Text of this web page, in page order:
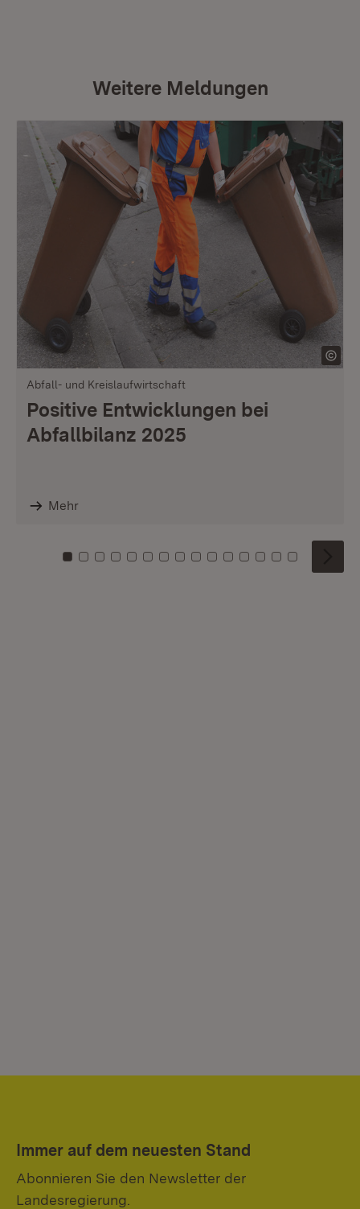
Weitere Meldungen
Abfall- und Kreislaufwirtschaft
Positive Entwicklungen bei
Abfallbilanz 2025
Mehr
Zu Kachel: 0
Zu Kachel: 1
Zu Kachel: 2
Zu Kachel: 3
Zu Kachel: 4
Zu Kachel: 5
Zu Kachel: 6
Zu Kachel: 7
Zu Kachel: 8
Zu Kachel: 9
Zu Kachel: 10
Zu Kachel: 11
Zu Kachel: 12
Zu Kachel:
Zu
Immer auf dem neuesten Stand
Abonnieren Sie den Newsletter der
Landesregierung.